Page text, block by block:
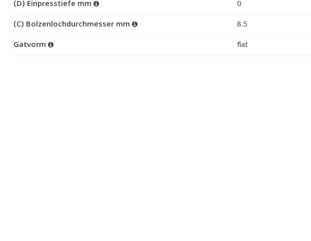
(D) Einpresstiefe mm
0
(C) Bolzenlochdurchmesser mm
8.5
Gatvorm
flat